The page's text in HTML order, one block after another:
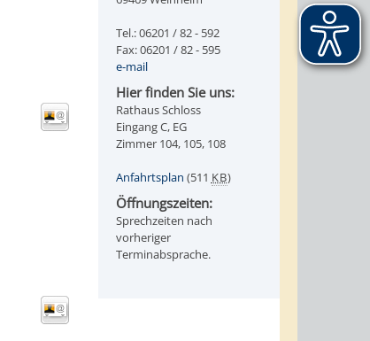
Tel.: 06201 / 82 - 592
Fax: 06201 / 82 - 595
e-mail
Hier finden Sie uns:
Rathaus Schloss
Eingang C, EG
Zimmer 104, 105, 108
Anfahrtsplan (511 KB)
Öffnungszeiten:
Sprechzeiten nach
vorheriger
Terminabsprache.